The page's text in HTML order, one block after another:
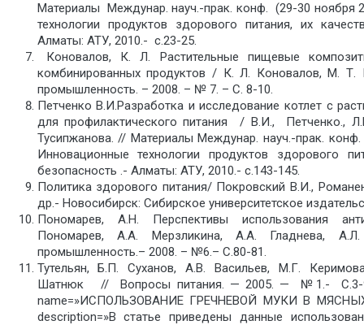
Материалы Междунар. науч.-прак. конф. (29-30 ноября
технологии продуктов здорового питания, их
Алматы: АТУ, 2010.- с.23-25.
Коновалов, К. Л. Растительные пищевые
комбинированных продуктов / К. Л. Коновалов, М.
промышленность. – 2008. – № 7. – С. 8-10.
Петченко В.И.Разработка и исследование котлет с
для профилактического питания / В.И., Петченко.,
Тусипжанова. // Материалы Междунар. науч.-прак.
Инновационные технологии продуктов здорового
безопасность .- Алматы: АТУ, 2010.- с.143-145.
Политика здорового питания/ Покровский В.И.,
др.- Новосибирск: Сибирское университетское
Пономарев, А.Н. Перспективы использования
Пономарев, А.А. Мерзликина, А.А. Гладнева,
промышленность.– 2008. – №6.– С.80-81.
Тутельян, Б.П. Суханов, А.В. Васильев, М.Г.
Шатнюк // Вопросы питания. — 2005. — №1.- С.3-
name=»ИСПОЛЬЗОВАНИЕ ГРЕЧНЕВОЙ МУКИ В
description=»В статье приведены данные